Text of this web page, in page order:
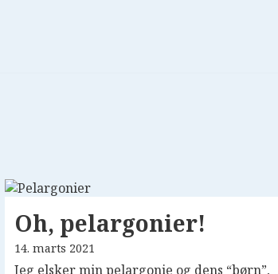
Oh, pelargonier!
14. marts 2021
Jeg elsker min pelargonie og dens “børn”,